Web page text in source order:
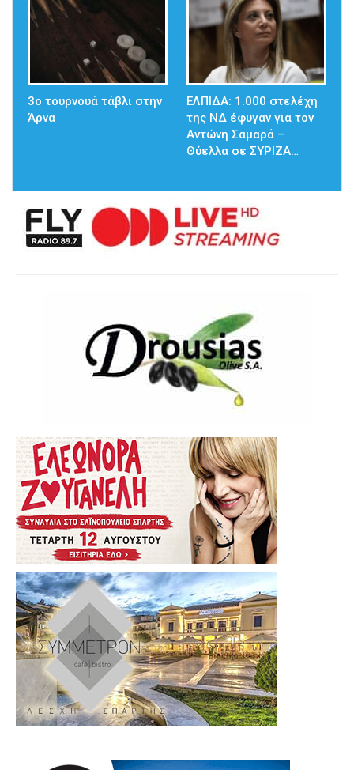
3ο τουρνουά τάβλι στην
Άρνα
ΕΛΠΙΔΑ: 1.000 στελέχη
της ΝΔ έφυγαν για τον
Αντώνη Σαμαρά –
Θύελλα σε ΣΥΡΙΖΑ…